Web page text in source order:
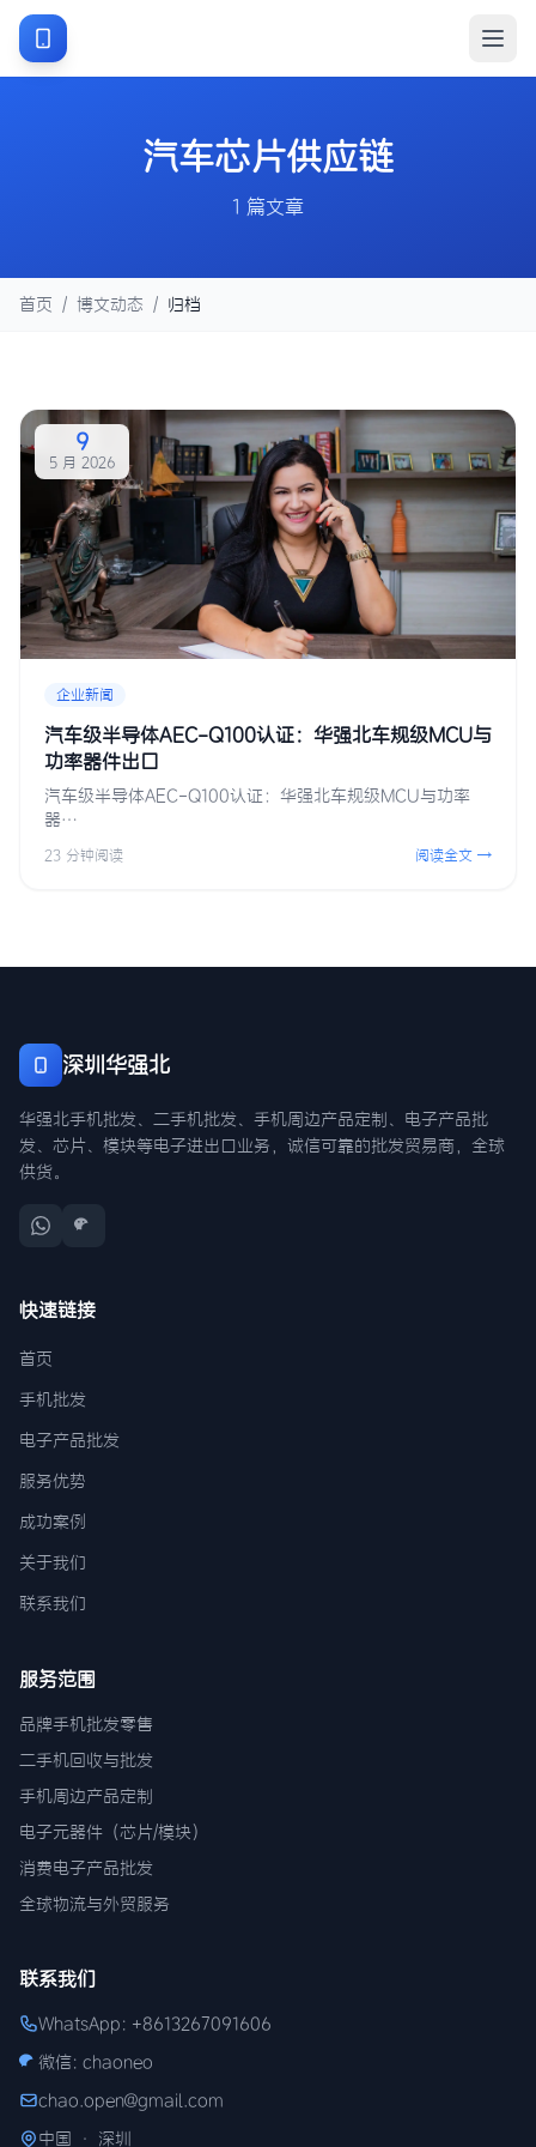
汽车芯片供应链
1 篇文章
首页 / 博文动态 / 归档
9
5 月 2026
企业新闻
汽车级半导体AEC-Q100认证：华强北车规级MCU与
功率器件出口
汽车级半导体AEC-Q100认证：华强北车规级MCU与功率
器…
23 分钟阅读 阅读全文 →
深圳华强北
华强北手机批发、二手机批发、手机周边产品定制、电子产品批
发、芯片、模块等电子进出口业务，诚信可靠的批发贸易商，全球
供货。
快速链接
首页
手机批发
电子产品批发
服务优势
成功案例
关于我们
联系我们
服务范围
品牌手机批发零售
二手机回收与批发
手机周边产品定制
电子元器件（芯片/模块）
消费电子产品批发
全球物流与外贸服务
联系我们
WhatsApp: +8613267091606
微信: chaoneo
chao.open@gmail.com
中国 · 深圳